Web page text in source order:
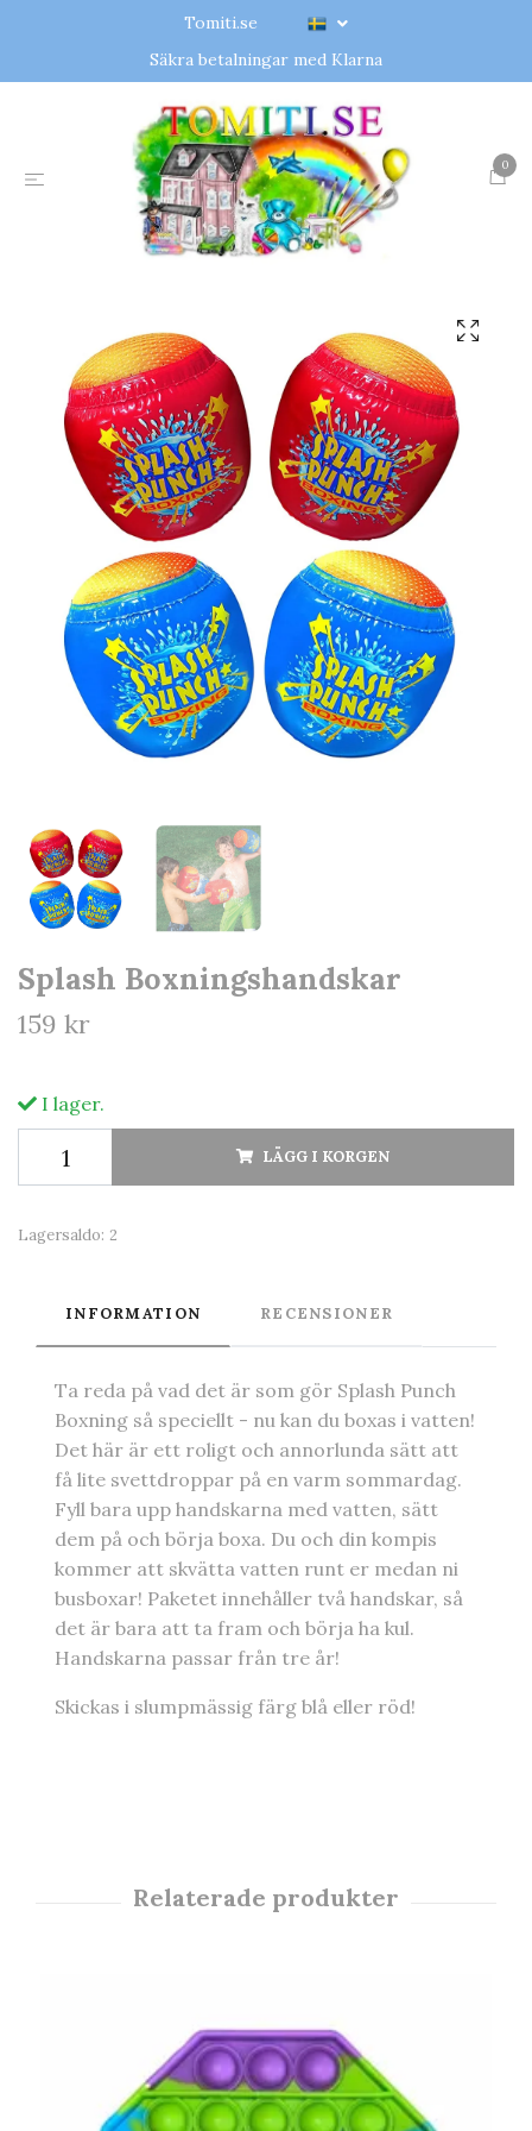
Tomiti.se
Säkra betalningar med Klarna
0
Splash Boxningshandskar
159 kr
I lager.
LÄGG I KORGEN
Lagersaldo: 2
INFORMATION RECENSIONER
Ta reda på vad det är som gör Splash Punch
Boxning så speciellt - nu kan du boxas i vatten!
Det här är ett roligt och annorlunda sätt att
få lite svettdroppar på en varm sommardag.
Fyll bara upp handskarna med vatten, sätt
dem på och börja boxa. Du och din kompis
kommer att skvätta vatten runt er medan ni
busboxar! Paketet innehåller två handskar, så
det är bara att ta fram och börja ha kul.
Handskarna passar från tre år!
Skickas i slumpmässig färg blå eller röd!